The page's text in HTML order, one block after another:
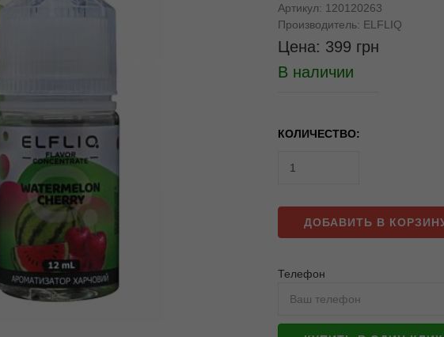
Артикул: 120120263
Производитель: ELFLIQ
Цена: 399 грн
В наличии
КОЛИЧЕСТВО:
ДОБАВИТЬ В
Телефон